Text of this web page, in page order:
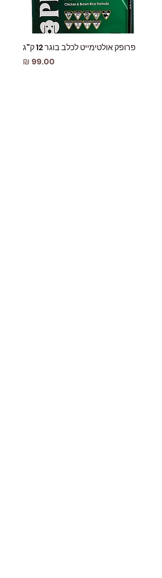
פרופק אולטימייט לכלב בוגר 12 ק"ג
מחיר